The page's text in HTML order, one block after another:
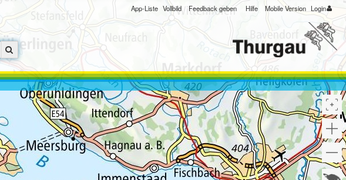
App-Liste Vollbild Feedback geben Hilfe Mobile Version Login